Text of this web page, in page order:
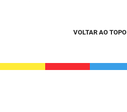
VOLTAR AO TOPO